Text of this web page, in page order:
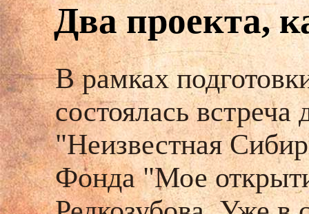
Два проекта,
В рамках
состоялась встреча
"Неизвестная
Фонда "Мое